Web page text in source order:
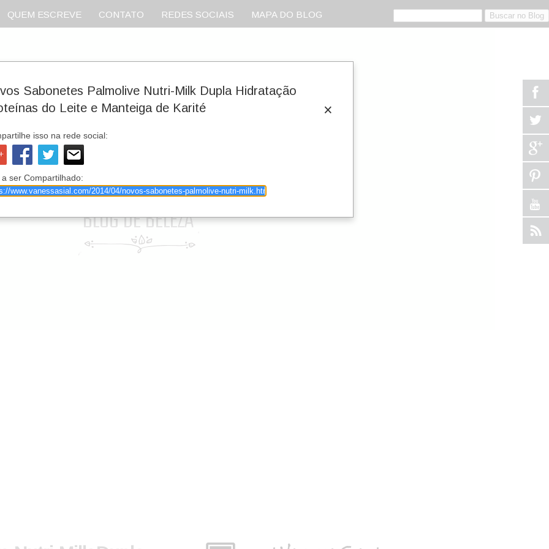
QUEM ESCREVE CONTATO REDES SOCIAIS MAPA DO BLOG
Sabonetes Palmolive Nutri-Milk Dupla Hidratação
do Leite e Manteiga de Karité
×
isso na rede social:
a ser Compartilhado: